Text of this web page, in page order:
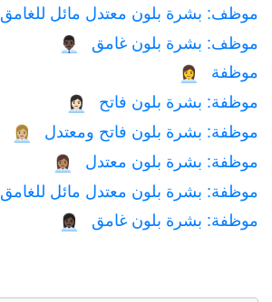
موظف: بشرة بلون معتدل مائل للغامق
👨🏿‍💼 موظف: بشرة بلون غامق
👩‍💼 موظفة
👩🏻‍💼 موظفة: بشرة بلون فاتح
👩🏼‍💼 موظفة: بشرة بلون فاتح ومعتدل
👩🏽‍💼 موظفة: بشرة بلون معتدل
موظفة: بشرة بلون معتدل مائل للغامق
👩🏿‍💼 موظفة: بشرة بلون غامق